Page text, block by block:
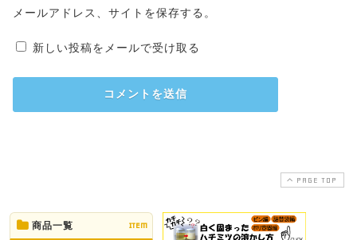
メールアドレス、サイトを保存する。
新しい投稿をメールで受け取る
PAGE TOP
商品一覧 ITEM